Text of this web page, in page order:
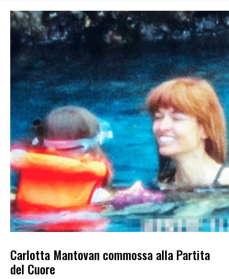
Carlotta Mantovan commossa alla Partita
del Cuore